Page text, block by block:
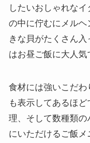
したいおしゃれな
の中に佇むにメル
きな貝がたくさん入
はお昼ご飯に大人気
食材には強いこだ
も表示してあるほ
理、そして数種類
にいただけるご飯